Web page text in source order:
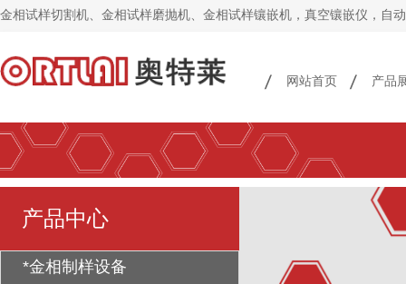
金相试样切割机、金相试样磨抛机、金相试样镶嵌机，真空镶嵌仪，自
网站首页 产品
产品中心
*金相制样设备